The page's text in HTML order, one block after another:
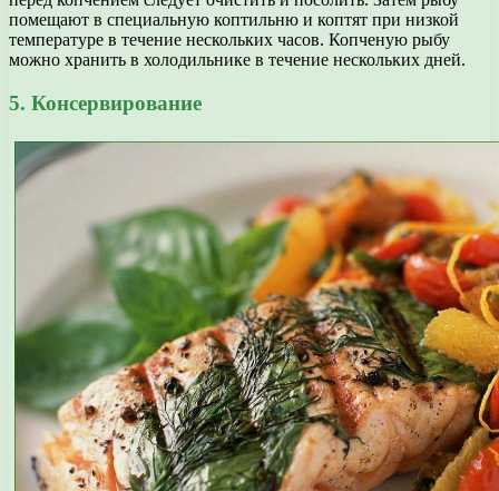
помещают в специальную коптильню и коптят при низкой
температуре в течение нескольких часов. Копченую рыбу
можно хранить в холодильнике в течение нескольких дней.
5. Консервирование